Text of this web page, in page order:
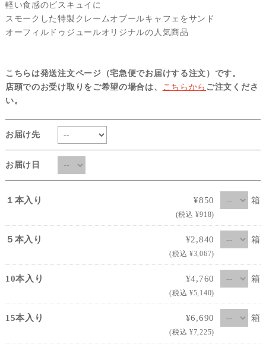
軽い食感のビスキュイに
スモークした特製クレームオブールキャフェをサンド
オーフィルドゥジュールオリジナルの人気商品
こちらは発送注文ページ（宅急便でお届けする注文）です。
店頭でのお受け取りをご希望の場合は、 こちらから ご注文くださ
い。
お届け先
お届け日
１本入り ¥850
(税込 ¥918)
箱
５本入り ¥2,840
(税込 ¥3,067)
箱
10本入り ¥4,760
(税込 ¥5,140)
箱
15本入り ¥6,690
(税込 ¥7,225)
箱